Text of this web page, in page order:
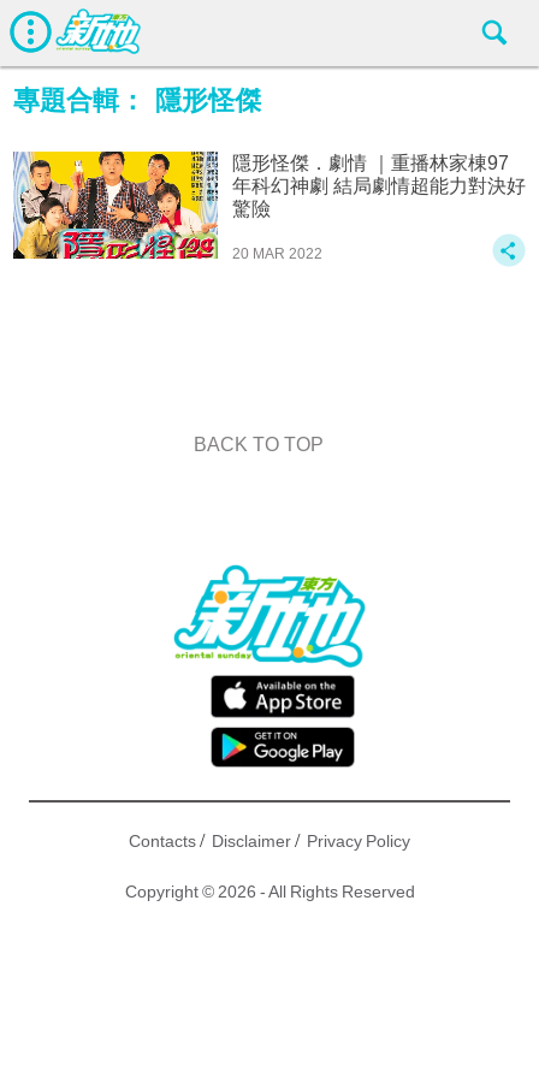
專題合輯： 隱形怪傑
隱形怪傑．劇情 ｜重播林家棟97
年科幻神劇 結局劇情超能力對決好
驚險
20 MAR 2022
BACK TO TOP
Contacts/ Disclaimer/ Privacy Policy
Copyright © 2026 - All Rights Reserved